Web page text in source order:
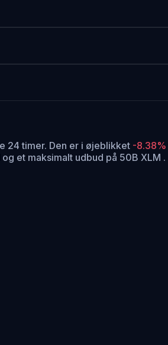
24 timer. Den er i øjeblikket -8.38%
et maksimalt udbud på 50B XLM .